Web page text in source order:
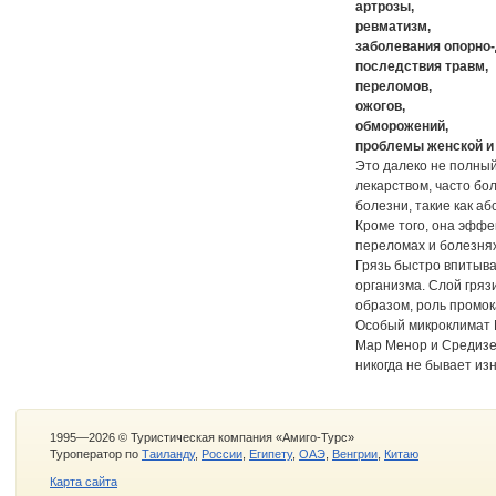
артрозы,
ревматизм,
заболевания
последствия травм,
переломов,
ожогов,
обморожений,
проблемы женской
Это далеко не
лекарством, часто
болезни, такие как
Кроме того, она
переломах и
Грязь быстро
организма. Слой
образом, роль
Особый
Мар Менор и
никогда не бывает
1995—2026 © Туристическая компания «Амиго-Турс»
Туроператор по Таиланду, России Египету, ОАЭ Венгрии Китаю
Карта сайта